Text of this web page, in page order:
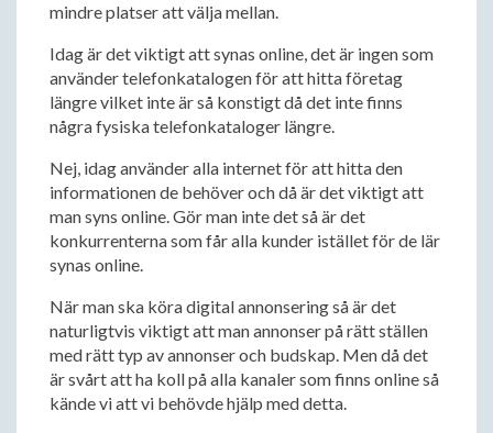
mindre platser att välja mellan.
Idag är det viktigt att synas online, det är ingen som
använder telefonkatalogen för att hitta företag
längre vilket inte är så konstigt då det inte finns
några fysiska telefonkataloger längre.
Nej, idag använder alla internet för att hitta den
informationen de behöver och då är det viktigt att
man syns online. Gör man inte det så är det
konkurrenterna som får alla kunder istället för de lär
synas online.
När man ska köra digital annonsering så är det
naturligtvis viktigt att man annonser på rätt ställen
med rätt typ av annonser och budskap. Men då det
är svårt att ha koll på alla kanaler som finns online så
kände vi att vi behövde hjälp med detta.